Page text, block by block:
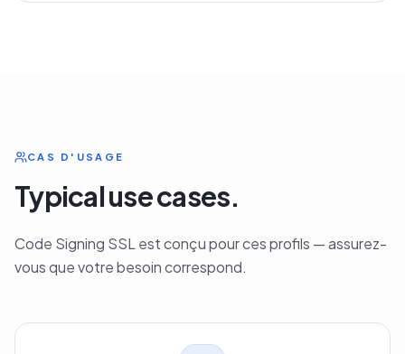
CAS D'USAGE
Typical use cases.
Code Signing SSL est conçu pour ces profils — assurez-
vous que votre besoin correspond.